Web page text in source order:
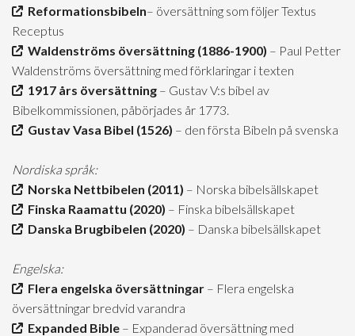
Reformationsbibeln– översättning som följer Textus
Receptus
Waldenströms översättning (1886-1900) – Paul Petter
Waldenströms översättning med förklaringar i texten
1917 års översättning – Gustav V:s bibel av
Bibelkommissionen, påbörjades år 1773.
Gustav Vasa Bibel (1526) – den första Bibeln på svenska
Nordiska språk:
Norska Nettbibelen (2011) – Norska bibelsällskapet
Finska Raamattu (2020) – Finska bibelsällskapet
Danska Brugbibelen (2020) – Danska bibelsällskapet
Engelska:
Flera engelska översättningar – Flera engelska
översättningar bredvid varandra
Expanded Bible – Expanderad översättning med